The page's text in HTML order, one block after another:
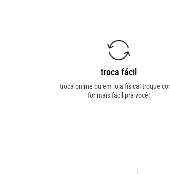
troca fácil
troca online ou em loja física! troque
for mais fácil pra você!